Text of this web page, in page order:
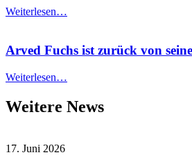
Weiterlesen…
Arved Fuchs ist zurück von
Weiterlesen…
Weitere News
17. Juni 2026